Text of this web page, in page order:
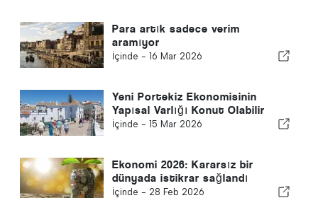
Para artık sadece verim
aramıyor
İçinde - 16 Mar 2026
Yeni Portekiz Ekonomisinin
Yapısal Varlığı Konut Olabilir
İçinde - 15 Mar 2026
Ekonomi 2026: Kararsız bir
dünyada istikrar sağlandı
İçinde - 28 Feb 2026